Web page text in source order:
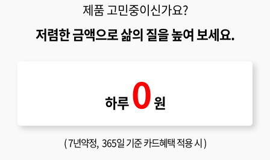
제품 고민중이신가요?
저렴한 금액으로 삶의 질을 높여 보세요.
하루0원
(7년약정, 365일 기준 카드혜택 적용 시 )